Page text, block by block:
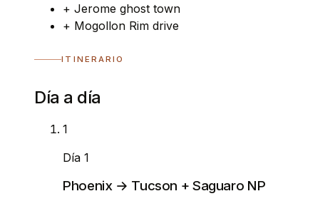
+ Jerome ghost town
+ Mogollon Rim drive
ITINERARIO
Día a día
1
Día 1
Phoenix → Tucson + Saguaro NP